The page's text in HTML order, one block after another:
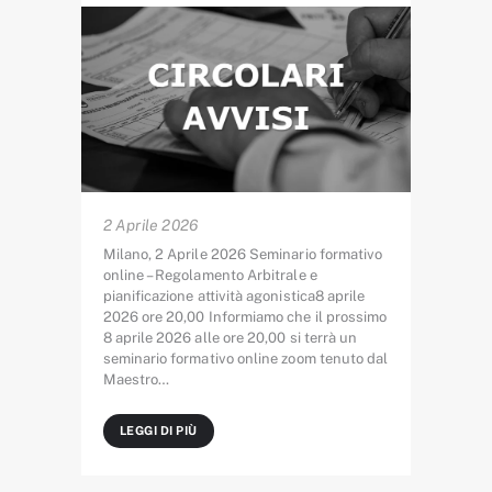
2 Aprile 2026
Milano, 2 Aprile 2026 Seminario formativo
online – Regolamento Arbitrale e
pianificazione attività agonistica8 aprile
2026 ore 20,00 Informiamo che il prossimo
8 aprile 2026 alle ore 20,00 si terrà un
seminario formativo online zoom tenuto dal
Maestro…
LEGGI DI PIÙ